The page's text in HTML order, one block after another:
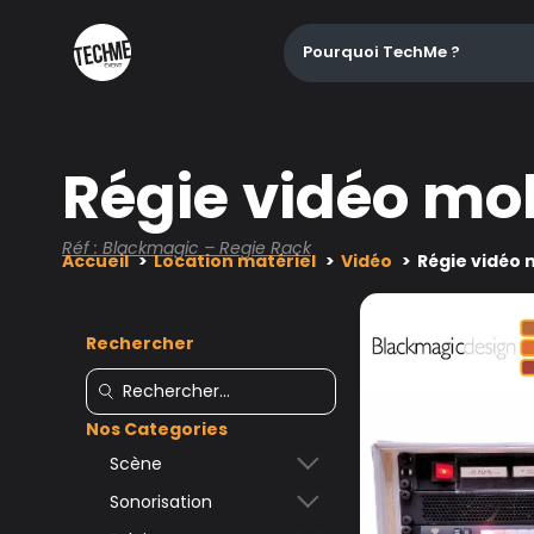
Pourquoi TechMe ?
Régie vidéo
Réf : Blackmagic – Regie Rack
Accueil Location matériel Vidéo Régie vidéo
Rechercher
Nos Categories
Scène
Accessoires
Sonorisation